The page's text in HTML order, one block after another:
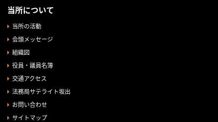
当所について
当所の活動
会頭メッセージ
組織図
役員・議員名簿
交通アクセス
法務局サテライト坂出
お問い合わせ
サイトマップ